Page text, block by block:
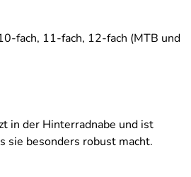
fach, 11-fach, 12-fach (MTB und
in der Hinterradnabe und ist
sie besonders robust macht.